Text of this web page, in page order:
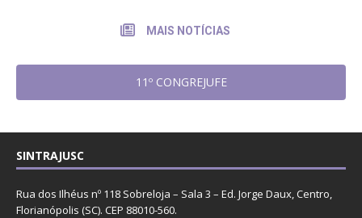
MAIS NOTÍCIAS
11º CONGREJUFE
SINTRAJUSC
Rua dos Ilhéus nº 118 Sobreloja – Sala 3 – Ed. Jorge Daux, Centro,
Florianópolis (SC). CEP 88010-560.